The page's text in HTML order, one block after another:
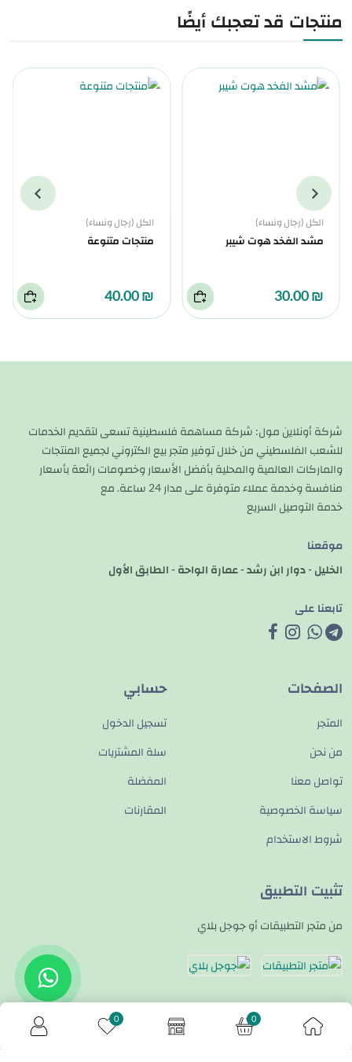
0
0
منتجات قد تعجبك أيضًا
الكل (رجال ونساء)
مشد الفخد هوت شيبر
₪ 30.00
الكل (رجال ونساء)
منتجات متنوعة
₪ 40.00
تواصل معنا
شركة أونلاين مول: شركة مساهمة فلسطينية تسعى لتقديم الخدمات
للشعب الفلسطيني من خلال توفير متجر بيع الكتروني لجميع المنتجات
والماركات العالمية والمحلية بأفضل الأسعار وخصومات رائعة بأسعار
منافسة وخدمة عملاء متوفرة على مدار 24 ساعة. مع
خدمة التوصيل السريع
موقعنا
الخليل - دوار ابن رشد - عمارة الواحة - الطابق الأول
تابعنا على
الصفحات
المتجر
من نحن
تواصل معنا
سياسة الخصوصية
شروط الاستخدام
حسابي
تسجيل الدخول
سلة المشتريات
المفضلة
المقارنات
تثبيت التطبيق
من متجر التطبيقات أو جوجل بلاي